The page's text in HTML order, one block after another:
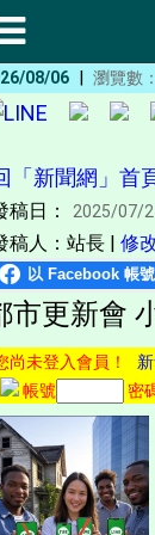
08/06 | 瀏覽數：
「新聞網」首
稿日： 2025/07/
稿人：站長 | 修
市更新會
尚未登入會員！
帳號
密